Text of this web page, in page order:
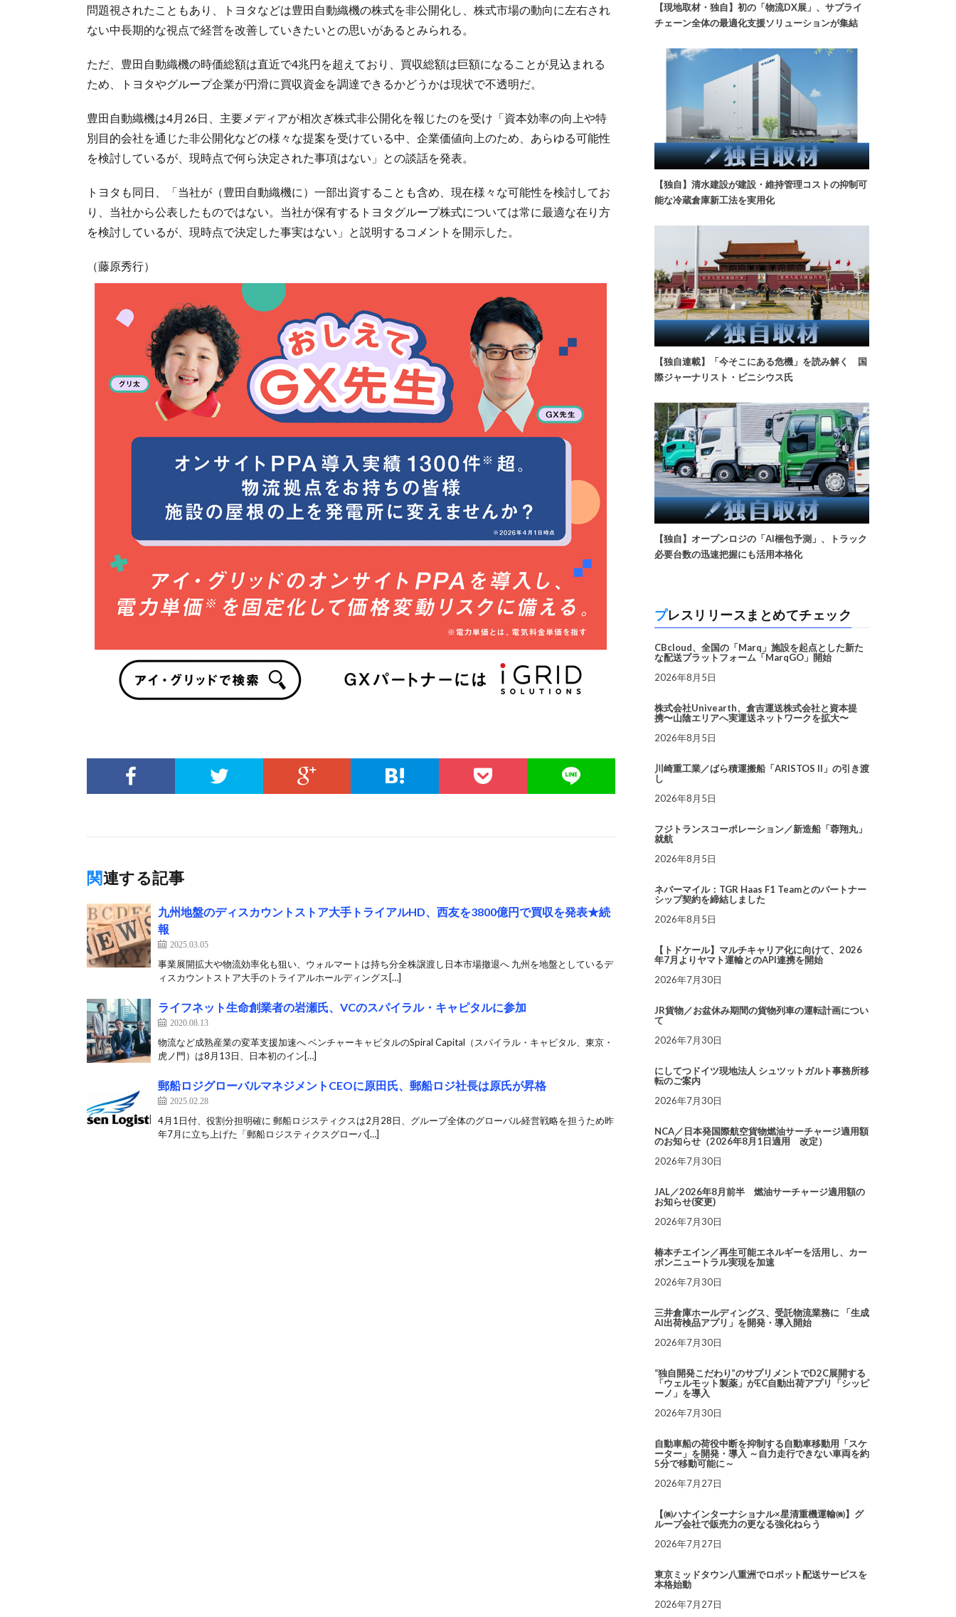
問題視されたこともあり、トヨタなどは豊田自動織機の株式を非公開化し、株式市場の動向に左右され
ない中長期的な視点で経営を改善していきたいとの思いがあるとみられる。
ただ、豊田自動織機の時価総額は直近で4兆円を超えており、買収総額は巨額になることが見込まれる
ため、トヨタやグループ企業が円滑に買収資金を調達できるかどうかは現状で不透明だ。
豊田自動織機は4月26日、主要メディアが相次ぎ株式非公開化を報じたのを受け「資本効率の向上や特
別目的会社を通じた非公開化などの様々な提案を受けている中、企業価値向上のため、あらゆる可能性
を検討しているが、現時点で何ら決定された事項はない」との談話を発表。
トヨタも同日、「当社が（豊田自動織機に）一部出資することも含め、現在様々な可能性を検討してお
り、当社から公表したものではない。当社が保有するトヨタグループ株式については常に最適な在り方
を検討しているが、現時点で決定した事実はない」と説明するコメントを開示した。
（藤原秀行）
関連する記事
九州地盤のディスカウントストア大手トライアルHD、西友を3800億円で買収を発表★続
報
2025.03.05
事業展開拡大や物流効率化も狙い、ウォルマートは持ち分全株譲渡し日本市場撤退へ 九州を地盤としているデ
ィスカウントストア大手のトライアルホールディングス[…]
ライフネット生命創業者の岩瀬氏、VCのスパイラル・キャピタルに参加
2020.08.13
物流など成熟産業の変革支援加速へ ベンチャーキャピタルのSpiral Capital（スパイラル・キャピタル、東京・
虎ノ門）は8月13日、日本初のイン[…]
郵船ロジグローバルマネジメントCEOに原田氏、郵船ロジ社長は原氏が昇格
2025.02.28
4月1日付、役割分担明確に 郵船ロジスティクスは2月28日、グループ全体のグローバル経営戦略を担うため昨
年7月に立ち上げた「郵船ロジスティクスグローバ[…]
【現地取材・独自】初の「物流DX展」、サプライ
チェーン全体の最適化支援ソリューションが集結
【独自】清水建設が建設・維持管理コストの抑制可
能な冷蔵倉庫新工法を実用化
【独自連載】「今そこにある危機」を読み解く 国
際ジャーナリスト・ビニシウス氏
【独自】オープンロジの「AI梱包予測」、トラック
必要台数の迅速把握にも活用本格化
プレスリリースまとめてチェック
CBcloud、全国の「Marq」施設を起点とした新た
な配送プラットフォーム「MarqGO」開始
2026年8月5日
株式会社Univearth、倉吉運送株式会社と資本提
携〜山陰エリアへ実運送ネットワークを拡大〜
2026年8月5日
川崎重工業／ばら積運搬船「ARISTOS II」の引き渡
し
2026年8月5日
フジトランスコーポレーション／新造船「蓉翔丸」
就航
2026年8月5日
ネバーマイル：TGR Haas F1 Teamとのパートナー
シップ契約を締結しました
2026年8月5日
【トドケール】マルチキャリア化に向けて、2026
年7月よりヤマト運輸とのAPI連携を開始
2026年7月30日
JR貨物／お盆休み期間の貨物列車の運転計画につい
て
2026年7月30日
にしてつドイツ現地法人 シュツットガルト事務所移
転のご案内
2026年7月30日
NCA／日本発国際航空貨物燃油サーチャージ適用額
のお知らせ（2026年8月1日適用 改定）
2026年7月30日
JAL／2026年8月前半 燃油サーチャージ適用額の
お知らせ(変更)
2026年7月30日
椿本チエイン／再生可能エネルギーを活用し、カー
ボンニュートラル実現を加速
2026年7月30日
三井倉庫ホールディングス、受託物流業務に 「生成
AI出荷検品アプリ」を開発・導入開始
2026年7月30日
“独自開発こだわり”のサプリメントでD2C展開する
「ウェルモット製薬」がEC自動出荷アプリ「シッピ
ーノ」を導入
2026年7月30日
自動車船の荷役中断を抑制する自動車移動用「スケ
ーター」を開発・導入 ～自力走行できない車両を約
5分で移動可能に～
2026年7月27日
【㈱ハナインターナショナル×星清重機運輸㈱】グ
ループ会社で販売力の更なる強化ねらう
2026年7月27日
東京ミッドタウン八重洲でロボット配送サービスを
本格始動
2026年7月27日